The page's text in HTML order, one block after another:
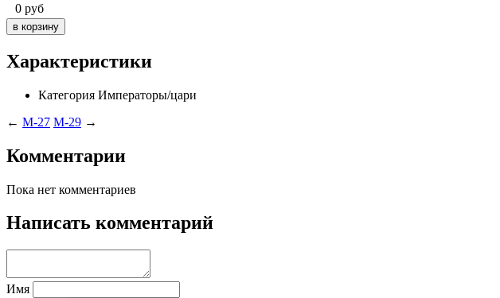
0 руб
Характеристики
Категория Императоры/цари
← M-27 M-29 →
Комментарии
Пока нет комментариев
Написать комментарий
Имя